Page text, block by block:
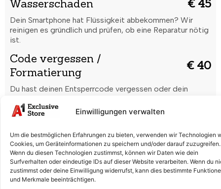
Einwilligungen verwalten
Um die bestmöglichen Erfahrungen zu bieten, verwenden wir Technologien
Cookies, um Geräteinformationen zu speichern und/oder darauf zuzugreifen.
Wenn du diesen Technologien zustimmst, können wir Daten wie dein
Surfverhalten oder eindeutige IDs auf dieser Website verarbeiten. Wenn du
zustimmst oder deine Einwilligung widerrufst, kann dies bestimmte
und Merkmale beeinträchtigen.
Wasserschaden € 45
Dein Smartphone hat Flüssigkeit abbekommen? Wir
reinigen es gründlich und prüfen, ob eine Reparatur nötig
ist.
Code vergessen /
Formatierung
€ 40
Du hast deinen Entsperrcode vergessen oder dein
zurück und bringen es wieder in Ordnung.
Risse, Kratzer oder ein defektes Display? Wir tauschen
Glas und LCD professionell aus, damit dein Smartphone
wieder wie neu aussieht.
Batterieaustausch